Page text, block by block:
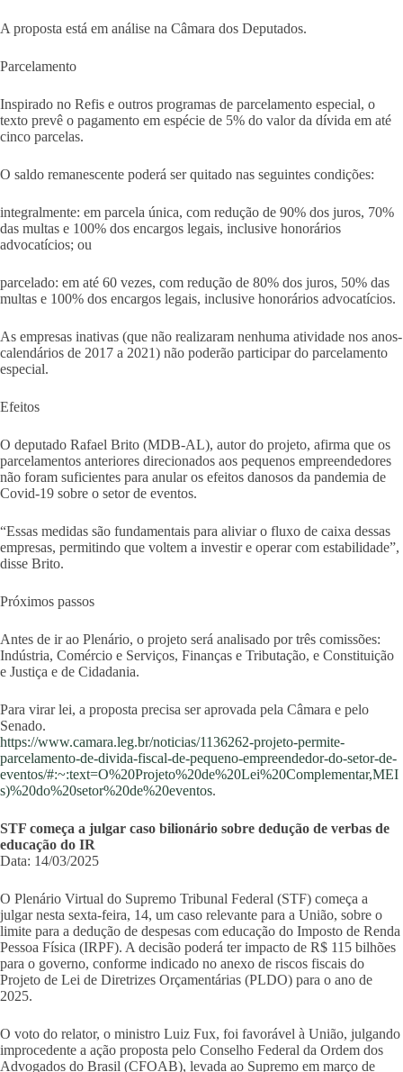
A proposta está em análise na Câmara dos Deputados.
Parcelamento
Inspirado no Refis e outros programas de parcelamento especial, o
texto prevê o pagamento em espécie de 5% do valor da dívida em até
cinco parcelas.
O saldo remanescente poderá ser quitado nas seguintes condições:
integralmente: em parcela única, com redução de 90% dos juros, 70%
das multas e 100% dos encargos legais, inclusive honorários
advocatícios; ou
parcelado: em até 60 vezes, com redução de 80% dos juros, 50% das
multas e 100% dos encargos legais, inclusive honorários advocatícios.
As empresas inativas (que não realizaram nenhuma atividade nos anos-
calendários de 2017 a 2021) não poderão participar do parcelamento
especial.
Efeitos
O deputado Rafael Brito (MDB-AL), autor do projeto, afirma que os
parcelamentos anteriores direcionados aos pequenos empreendedores
não foram suficientes para anular os efeitos danosos da pandemia de
Covid-19 sobre o setor de eventos.
“Essas medidas são fundamentais para aliviar o fluxo de caixa dessas
empresas, permitindo que voltem a investir e operar com estabilidade”,
disse Brito.
Próximos passos
Antes de ir ao Plenário, o projeto será analisado por três comissões:
Indústria, Comércio e Serviços, Finanças e Tributação, e Constituição
e Justiça e de Cidadania.
Para virar lei, a proposta precisa ser aprovada pela Câmara e pelo
Senado.
https://www.camara.leg.br/noticias/1136262-projeto-permite-
parcelamento-de-divida-fiscal-de-pequeno-empreendedor-do-setor-de-
eventos/#:~:text=O%20Projeto%20de%20Lei%20Complementar,MEI
s)%20do%20setor%20de%20eventos.
STF começa a julgar caso bilionário sobre dedução de verbas de
educação do IR
Data: 14/03/2025
O Plenário Virtual do Supremo Tribunal Federal (STF) começa a
julgar nesta sexta-feira, 14, um caso relevante para a União, sobre o
limite para a dedução de despesas com educação do Imposto de Renda
Pessoa Física (IRPF). A decisão poderá ter impacto de R$ 115 bilhões
para o governo, conforme indicado no anexo de riscos fiscais do
Projeto de Lei de Diretrizes Orçamentárias (PLDO) para o ano de
2025.
O voto do relator, o ministro Luiz Fux, foi favorável à União, julgando
improcedente a ação proposta pelo Conselho Federal da Ordem dos
Advogados do Brasil (CFOAB), levada ao Supremo em março de